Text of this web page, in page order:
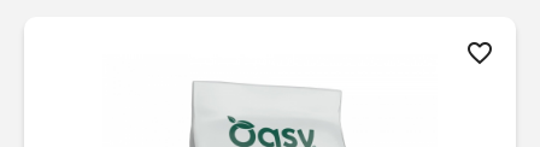
favorite_border